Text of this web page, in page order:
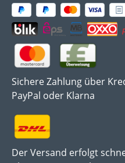
Sichere Zahlung über
PayPal oder Klarna
Der Versand erfolgt